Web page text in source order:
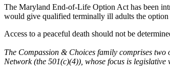
The Maryland End-of-Life Option Act has been
would give qualified terminally ill adults the option
Access to a peaceful death should not be
The Compassion & Choices family comprises
Network (the 501(c)(4)), whose focus is legislative